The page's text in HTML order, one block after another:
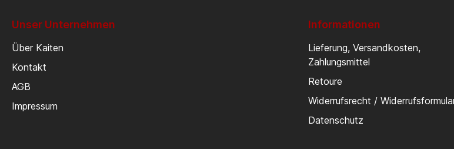
Unser Unternehmen
Über Kaiten
Kontakt
AGB
Impressum
Informationen
Lieferung, Versandkosten,
Zahlungsmittel
Retoure
Widerrufsrecht /
Datenschutz